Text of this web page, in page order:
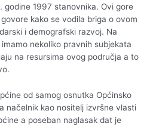
godine 1997 stanovnika. Ovi gore
kako se vodila briga o ovom
i demografski razvoj. Na
nekoliko pravnih subjekata
na resursima ovog područja a to
od samog osnutka Općinsko
načelnik kao nositelj izvršne vlasti
a poseban naglasak dat je